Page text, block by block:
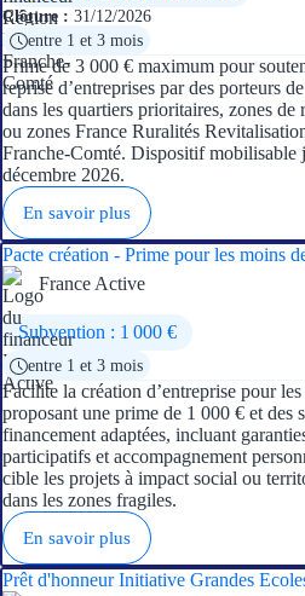
Clôture : 31/12/2026
entre 1 et 3 mois
Prime de 3 000 € maximum pour
reprise d’entreprises par des porteurs
dans les quartiers prioritaires, zones de
ou zones France Ruralités
Franche-Comté. Dispositif mobilisable
décembre 2026.
En savoir plus
Pacte création - Prime pour les moins
France Active
Subvention : 1 000 €
entre 1 et 3 mois
Facilite la création d’entreprise pour
proposant une prime de 1 000 € et des
financement adaptées, incluant
participatifs et accompagnement
cible les projets à impact social ou
dans les zones fragiles.
En savoir plus
Prêt d'honneur Initiative Grandes